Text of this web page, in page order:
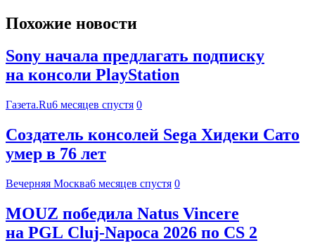
Похожие новости
Sony начала предлагать подписку
на консоли PlayStation
Газета.Ru6 месяцев спустя 0
Создатель консолей Sega Хидеки Сато
умер в 76 лет
Вечерняя Москва6 месяцев спустя 0
MOUZ победила Natus Vincere
на PGL Cluj-Napoca 2026 по CS 2